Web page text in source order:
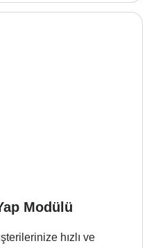
Modülü
hızlı ve